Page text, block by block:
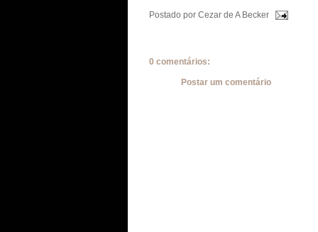
Postado por Cezar de A Becker
0 comentários:
Postar um comentário